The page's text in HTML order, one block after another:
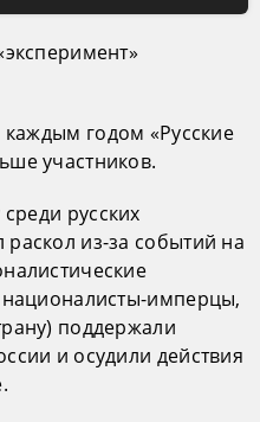
годом «Русские
участников.
русских
из-за событий на
имперцы,
поддержали
и осудили действия